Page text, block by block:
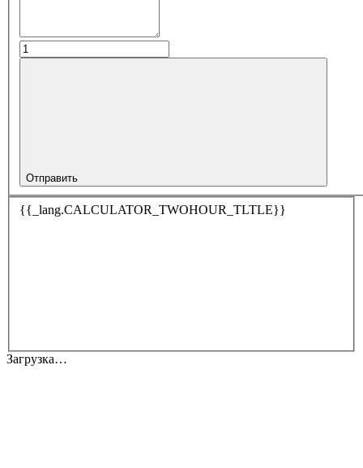
Отправить
{{_lang.CALCULATOR_TWOHOUR_TLTLE}}
Загрузка…